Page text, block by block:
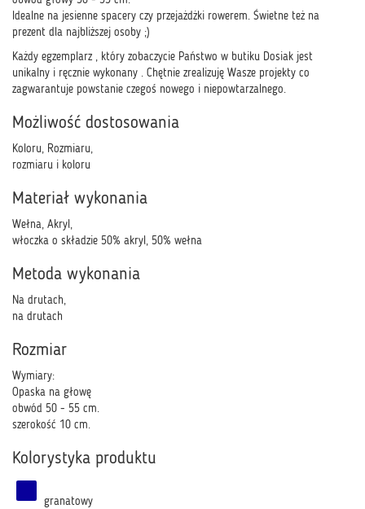
Idealne na jesienne spacery czy przejażdżki rowerem. Świetne też na
prezent dla najbliższej osoby ;)
Każdy egzemplarz , który zobaczycie Państwo w butiku Dosiak jest
unikalny i ręcznie wykonany . Chętnie zrealizuję Wasze projekty co
zagwarantuje powstanie czegoś nowego i niepowtarzalnego.
Możliwość dostosowania
Koloru, Rozmiaru,
rozmiaru i koloru
Materiał wykonania
Wełna, Akryl,
włoczka o składzie 50% akryl, 50% wełna
Metoda wykonania
Na drutach,
na drutach
Rozmiar
Wymiary:
Opaska na głowę
obwód 50 - 55 cm.
szerokość 10 cm.
Kolorystyka produktu
granatowy